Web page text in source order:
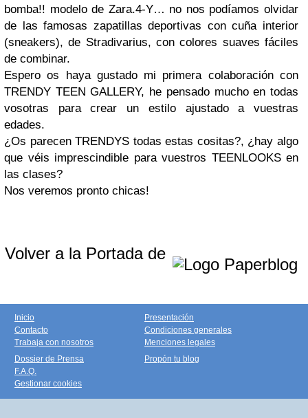
bomba!! modelo de Zara.4-Y… no nos podíamos olvidar
de las famosas zapatillas deportivas con cuña interior
(sneakers), de Stradivarius, con colores suaves fáciles
de combinar.
Espero os haya gustado mi primera colaboración con
TRENDY TEEN GALLERY, he pensado mucho en todas
vosotras para crear un estilo ajustado a vuestras
edades.
¿Os parecen TRENDYS todas estas cositas?, ¿hay algo
que véis imprescindible para vuestros TEENLOOKS en
las clases?
Nos veremos pronto chicas!
Volver a la Portada de
Inicio
Contacto
Trabaja con nosotros
Presentación
Condiciones generales
Menciones legales
Dossier de Prensa
F.A.Q.
Gestionar cookies
Propón tu blog